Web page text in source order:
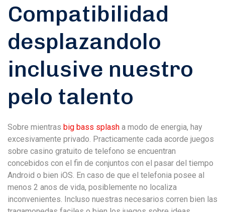
Compatibilidad
desplazandolo
inclusive nuestro
pelo talento
Sobre mientras big bass splash a modo de energia, hay
excesivamente privado. Practicamente cada acorde juegos
sobre casino gratuito de telefono se encuentran
concebidos con el fin de conjuntos con el pasar del tiempo
Android o bien iOS. En caso de que el telefonia posee al
menos 2 anos de vida, posiblemente no localiza
inconvenientes. Incluso nuestras necesarios corren bien las